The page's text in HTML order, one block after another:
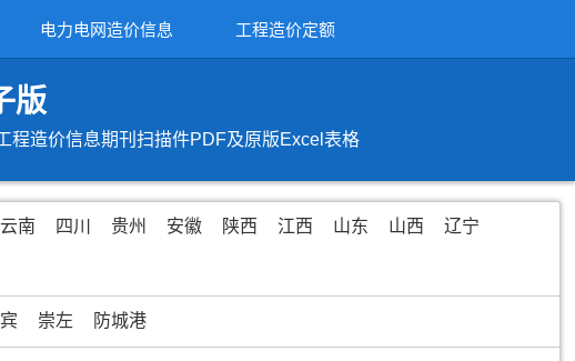
电力电网造价信息 工程造价定额
版
程造价信息期刊扫描件PDF及原版Excel表格
云南 四川 贵州 安徽 陕西 江西 山东 山西 辽宁
崇左 防城港